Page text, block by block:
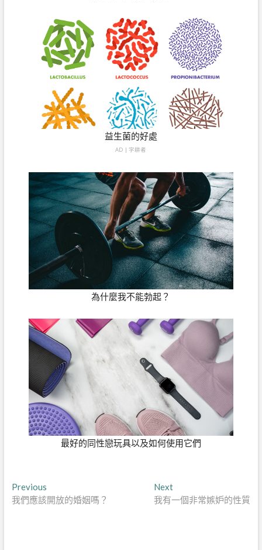
益生菌的好處
AD | 字耕者
為什麼我不能勃起？
最好的同性戀玩具以及如何使用它們
文
章
PreviousPrevious
post:
我們應該開放的婚姻嗎？
NextNext
post:
我有一個非常嫉妒的性質